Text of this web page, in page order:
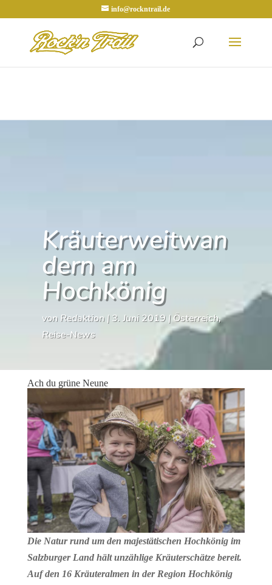
info@rockntrail.de
Kräuterweitwan
dern am
Hochkönig
von Redaktion|3. Juni 2019|Österreich,
Reise-News
Ach du grüne Neune
Die Natur rund um den majestätischen Hochkönig im
Salzburger Land hält unzählige Kräuterschätze bereit.
Auf den 16 Kräuteralmen in der Region Hochkönig